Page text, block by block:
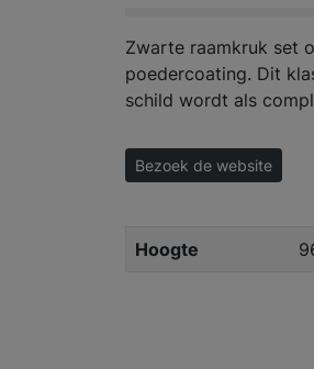
Zwarte raamkruk set
poedercoating. Dit
schild wordt als
Bezoek de website
Hoogte